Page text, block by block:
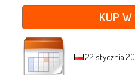
KUP W
22 stycznia